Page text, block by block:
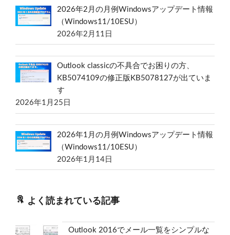
2026年2月の月例Windowsアップデート情報
（Windows11/10ESU）
2026年2月11日
Outlook classicの不具合でお困りの方、
KB5074109の修正版KB5078127が出ていま
す
2026年1月25日
2026年1月の月例Windowsアップデート情報
（Windows11/10ESU）
2026年1月14日
よく読まれている記事
Outlook 2016でメール一覧をシンプルな